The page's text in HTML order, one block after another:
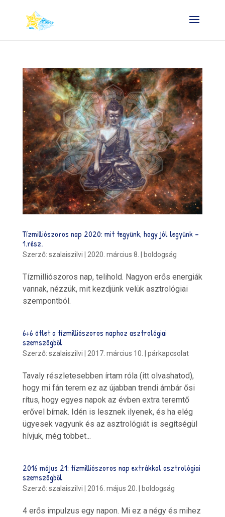
Tízmilliószoros nap 2020: mit tegyünk, hogy jól legyünk –
1.rész.
Szerző: szalaiszilvi 2020. március 8. boldogság
Tízmilliószoros nap, telihold. Nagyon erős energiák
vannak, nézzük, mit kezdjünk velük asztrológiai
szempontból.
6+6 ötlet a tízmilliószoros naphoz asztrológiai
szemszögből
Szerző: szalaiszilvi 2017. március 10. párkapcsolat
Tavaly részletesebben írtam róla (itt olvashatod),
hogy mi fán terem ez az újabban trendi ámbár ősi
rítus, hogy egyes napok az évben extra teremtő
erővel bírnak. Idén is lesznek ilyenek, és ha elég
ügyesek vagyunk és az asztrológiát is segítségül
hívjuk, még többet...
2016 május 21: tízmilliószoros nap extrákkal asztrológiai
szemszögből
Szerző: szalaiszilvi 2016. május 20. boldogság
4 erős impulzus egy napon. Mi ez a négy és mihez